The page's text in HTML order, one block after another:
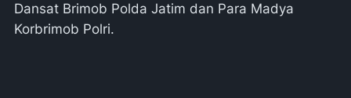
Dansat Brimob Polda Jatim dan Para Madya
Korbrimob Polri.